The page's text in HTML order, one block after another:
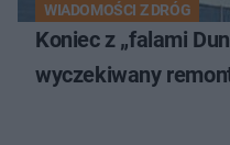
WIADOMOŚCI Z DRÓG
Koniec z „falami
wyczekiwany